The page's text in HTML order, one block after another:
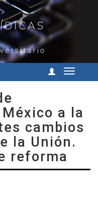
Cambiar
a la
cambios
la Unión.
reforma